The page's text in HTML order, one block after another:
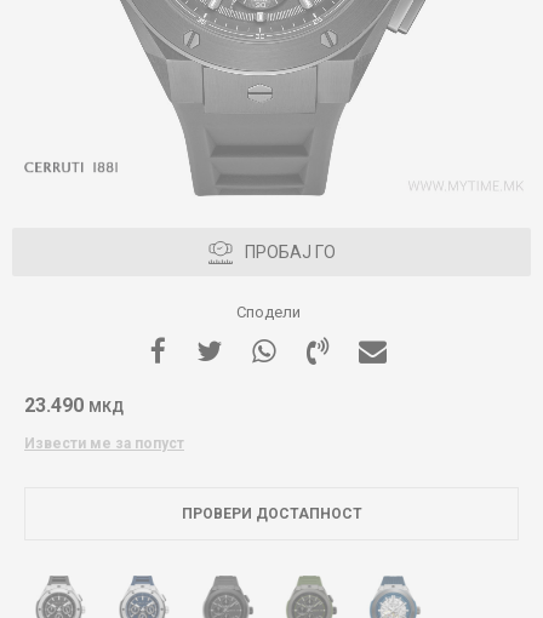
ПРОБАЈ ГО
Сподели
23.490 МКД
Извести ме за попуст
ПРОВЕРИ ДОСТАПНОСТ